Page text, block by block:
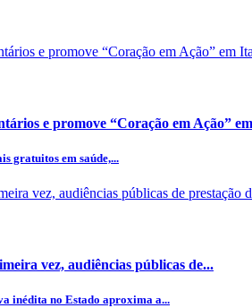
e promove “Coração em Ação”
gratuitos em saúde,...
vez, audiências públicas de...
inédita no Estado aproxima a...